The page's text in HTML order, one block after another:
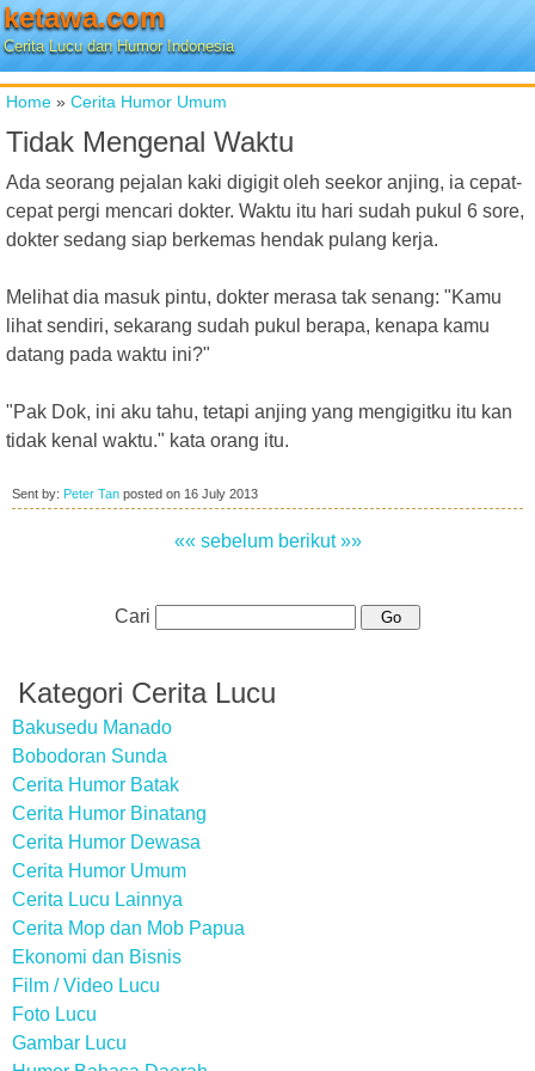
ketawa.com
Cerita Lucu dan Humor Indonesia
Home » Cerita Humor Umum
Tidak Mengenal Waktu
Ada seorang pejalan kaki digigit oleh seekor anjing, ia cepat-
cepat pergi mencari dokter. Waktu itu hari sudah pukul 6 sore,
dokter sedang siap berkemas hendak pulang kerja.
Melihat dia masuk pintu, dokter merasa tak senang: "Kamu
lihat sendiri, sekarang sudah pukul berapa, kenapa kamu
datang pada waktu ini?"
"Pak Dok, ini aku tahu, tetapi anjing yang mengigitku itu kan
tidak kenal waktu." kata orang itu.
Sent by: Peter Tan posted on 16 July 2013
«« sebelum berikut »»
Cari
Kategori Cerita Lucu
Bakusedu Manado
Bobodoran Sunda
Cerita Humor Batak
Cerita Humor Binatang
Cerita Humor Dewasa
Cerita Humor Umum
Cerita Lucu Lainnya
Cerita Mop dan Mob Papua
Ekonomi dan Bisnis
Film / Video Lucu
Foto Lucu
Gambar Lucu